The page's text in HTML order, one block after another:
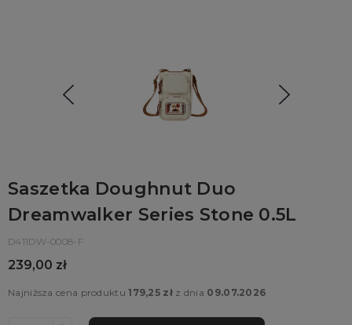
Saszetka Doughnut Duo
Dreamwalker Series Stone 0.5L
D411DW-0008-F
239,00 zł
Najniższa cena produktu179,25 złz dnia 09.07.2026